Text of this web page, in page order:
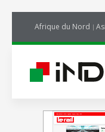
Afrique du Nord